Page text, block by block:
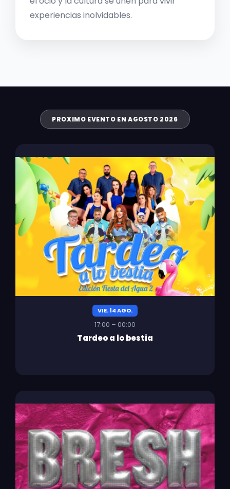
experiencias inolvidables.
PROXIMO EVENTO EN AGOSTO 2026
VIE. 14 AGO.
17:00 – 00:00
Tardeo a lo bestia